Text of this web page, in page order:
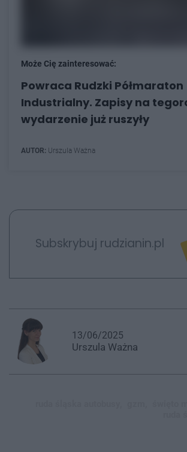
Może Cię zainteresować:
Powraca Rudzki Półmaraton
Industrialny. Zapisy na
wydarzenie już ruszyły
AUTOR: Urszula Ważna
Subskrybuj rudzianin.pl
13/06/2025
Urszula Ważna